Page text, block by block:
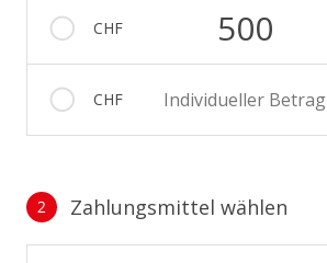
CHF 500
CHF Individueller Betrag
2 Zahlungsmittel wählen